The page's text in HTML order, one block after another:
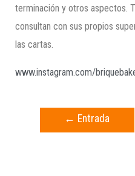
terminación y otros aspectos.
consultan con sus propios
las cartas.
www.instagram.com/
← Entrada